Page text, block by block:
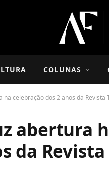
COLUNAS
celebração dos 2 anos da Revista
abertura
da Revista